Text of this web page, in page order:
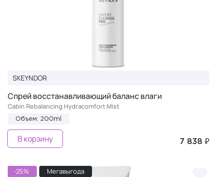
SKEYNDOR
Спрей восстанавливающий баланс влаги
Cabin Rebalancing Hydracomfort Mist
Объем: 200ml
7 838 ₽
В корзину
-25% Мегавыгода